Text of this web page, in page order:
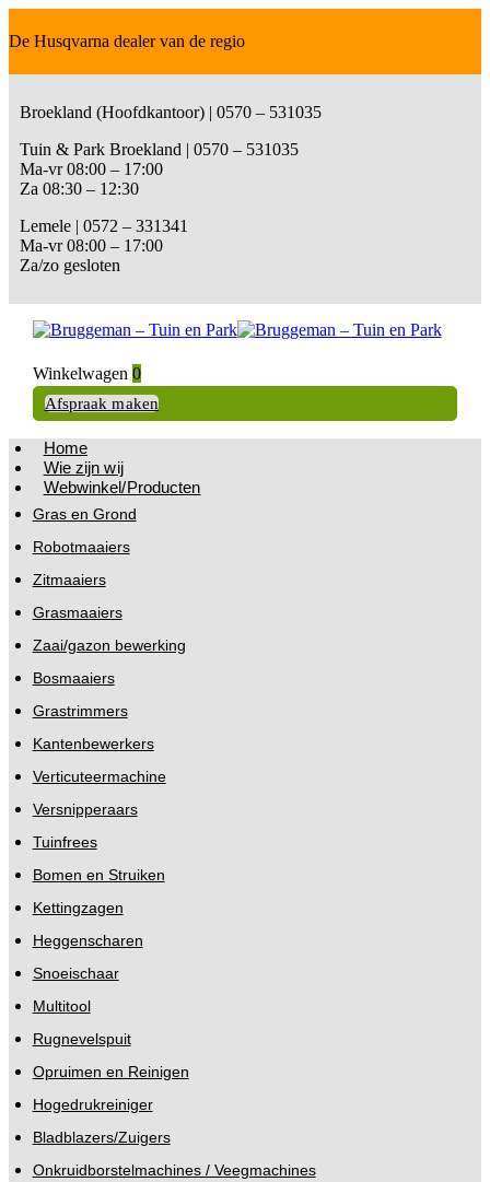
De Husqvarna dealer van de regio
Broekland (Hoofdkantoor) | 0570 – 531035
Tuin & Park Broekland | 0570 – 531035
Ma-vr 08:00 – 17:00
Za 08:30 – 12:30
Lemele | 0572 – 331341
Ma-vr 08:00 – 17:00
Za/zo gesloten
Winkelwagen 0
Afspraak maken
Home
Wie zijn wij
Webwinkel/Producten
Gras en Grond
Robotmaaiers
Zitmaaiers
Grasmaaiers
Zaai/gazon bewerking
Bosmaaiers
Grastrimmers
Kantenbewerkers
Verticuteermachine
Versnipperaars
Tuinfrees
Bomen en Struiken
Kettingzagen
Heggenscharen
Snoeischaar
Multitool
Rugnevelspuit
Opruimen en Reinigen
Hogedrukreiniger
Bladblazers/Zuigers
Onkruidborstelmachines / Veegmachines